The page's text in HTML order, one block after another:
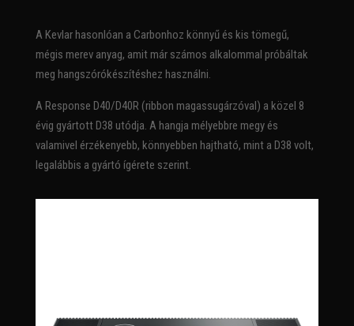
A Kevlar hasonlóan a Carbonhoz könnyű és kis tömegű,
mégis merev anyag, amit már számos alkalommal próbáltak
meg hangszórókészítéshez használni.
A Response D40/D40R (ribbon magassugárzóval) a közel 8
évig gyártott D38 utódja. A hangja mélyebbre megy és
valamivel érzékenyebb, könnyebben hajtható, mint a D38 volt,
legalábbis a gyártó ígérete szerint.